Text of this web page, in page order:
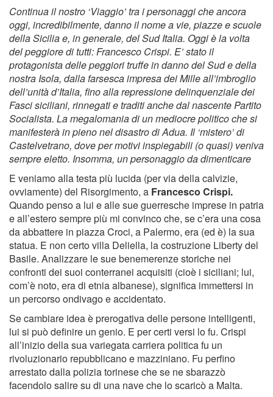
Continua il nostro ‘Viaggio’ tra i personaggi che ancora
oggi, incredibilmente, danno il nome a vie, piazze e scuole
della Sicilia e, in generale, del Sud Italia. Oggi è la volta
del peggiore di tutti: Francesco Crispi. E’ stato il
protagonista delle peggiori truffe in danno del Sud e della
nostra Isola, dalla farsesca impresa dei Mille all’imbroglio
dell’unità d’Italia, fino alla repressione delinquenziale dei
Fasci siciliani, rinnegati e traditi anche dal nascente Partito
Socialista. La megalomania di un mediocre politico che si
manifesterà in pieno nel disastro di Adua. Il ‘mistero’ di
Castelvetrano, dove per motivi inspiegabili (o quasi) veniva
sempre eletto. Insomma, un personaggio da dimenticare
E veniamo alla testa più lucida (per via della calvizie,
ovviamente) del Risorgimento, a Francesco Crispi.
Quando penso a lui e alle sue guerresche imprese in patria
e all’estero sempre più mi convinco che, se c’era una cosa
da abbattere in piazza Croci, a Palermo, era (ed è) la sua
statua. E non certo villa Deliella, la costruzione Liberty del
Basile. Analizzare le sue benemerenze storiche nei
confronti dei suoi conterranei acquisiti (cioè i siciliani; lui,
com’è noto, era di etnia albanese), significa immettersi in
un percorso ondivago e accidentato.
Se cambiare idea è prerogativa delle persone intelligenti,
lui si può definire un genio. E per certi versi lo fu. Crispi
all’inizio della sua variegata carriera politica fu un
rivoluzionario repubblicano e mazziniano. Fu perfino
arrestato dalla polizia torinese che se ne sbarazzò
facendolo salire su di una nave che lo scaricò a Malta.